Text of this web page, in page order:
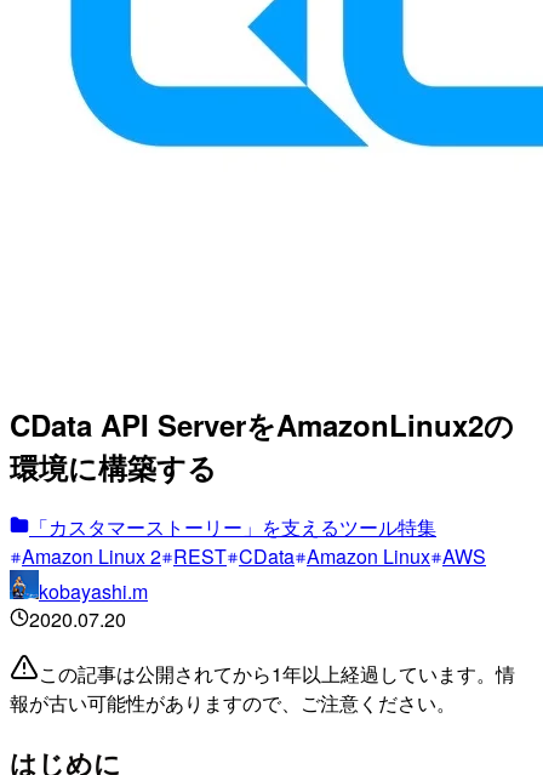
CData API ServerをAmazonLinux2の
環境に構築する
「カスタマーストーリー」を支えるツール特集
Amazon Linux 2 REST CData Amazon Linux AWS
kobayashi.m
2020.07.20
この記事は公開されてから1年以上経過しています。情
報が古い可能性がありますので、ご注意ください。
はじめに